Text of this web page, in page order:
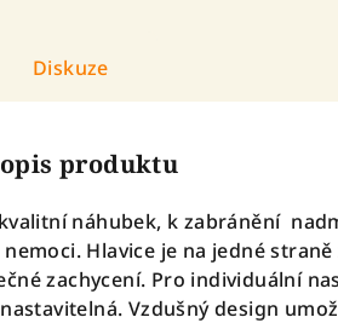
Diskuze
produktu
náhubek, k zabránění
Hlavice je na jedné
zachycení. Pro individuální
Vzdušný design